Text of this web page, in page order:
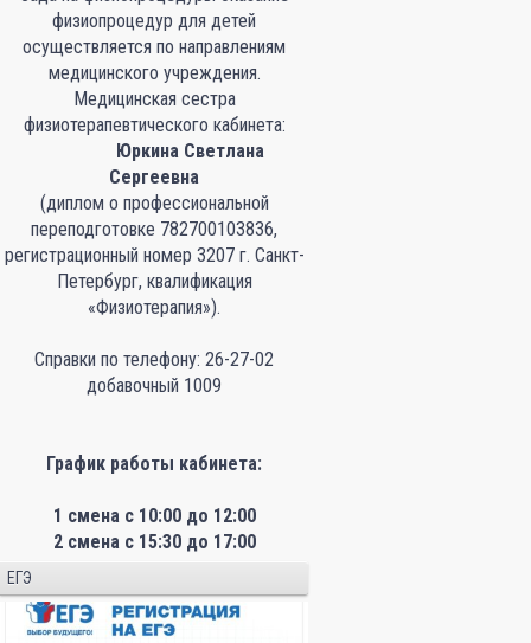
физиопроцедур для детей
осуществляется по направлениям
медицинского учреждения.
Медицинская сестра
физиотерапевтического кабинета:
Юркина Светлана
Сергеевна
(диплом о профессиональной
переподготовке 782700103836,
регистрационный номер 3207 г. Санкт-
Петербург, квалификация
«Физиотерапия»).
Справки по телефону: 26-27-02
добавочный 1009
График работы кабинета:
1 смена с 10:00 до 12:00
2 смена с 15:30 до 17:00
ЕГЭ